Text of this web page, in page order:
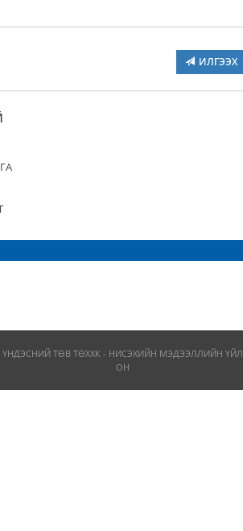
ИЛГЭЭХ
ТӨВ ТӨХХК - НИСЭХИЙН МЭДЭЭЛЛИЙН
ОН